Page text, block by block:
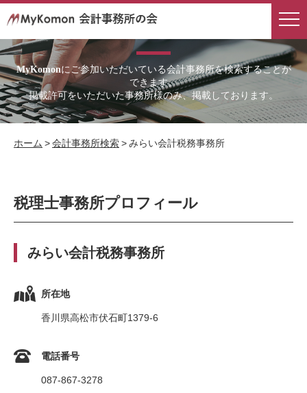
MyKomonにご参加いただいている会計事務所を検索することが
できます。
掲載許可をいただいた事務所様のみ、掲載しております。
ホーム >会計事務所検索>みらい会計税務事務所
税理士事務所プロフィール
みらい会計税務事務所
所在地
香川県高松市伏石町1379-6
電話番号
087-867-3278